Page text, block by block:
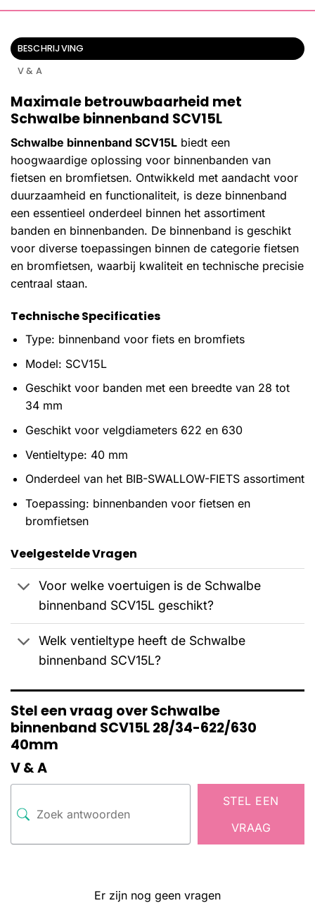
BESCHRIJVING
V & A
Maximale betrouwbaarheid met
Schwalbe binnenband SCV15L
Schwalbe binnenband SCV15L biedt een
hoogwaardige oplossing voor binnenbanden van
fietsen en bromfietsen. Ontwikkeld met aandacht voor
duurzaamheid en functionaliteit, is deze binnenband
een essentieel onderdeel binnen het assortiment
banden en binnenbanden. De binnenband is geschikt
voor diverse toepassingen binnen de categorie fietsen
en bromfietsen, waarbij kwaliteit en technische precisie
centraal staan.
Technische Specificaties
Type: binnenband voor fiets en bromfiets
Model: SCV15L
Geschikt voor banden met een breedte van 28 tot
34 mm
Geschikt voor velgdiameters 622 en 630
Ventieltype: 40 mm
Onderdeel van het BIB-SWALLOW-FIETS assortiment
Toepassing: binnenbanden voor fietsen en
bromfietsen
Veelgestelde Vragen
Voor welke voertuigen is de Schwalbe
binnenband SCV15L geschikt?
Welk ventieltype heeft de Schwalbe
binnenband SCV15L?
Stel een vraag over Schwalbe
binnenband SCV15L 28/34-622/630
40mm
V & A
STEL EEN
VRAAG
Er zijn nog geen vragen